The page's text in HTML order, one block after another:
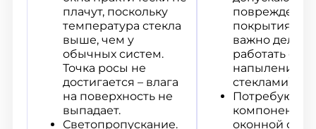
плачут, поскольку
температура стекла
выше, чем у
обычных систем.
Точка росы не
достигается – влага
на поверхность не
выпадает.
Светопропускание.
повреждения
покрытия.
важно
работать с
напылением
стеклами).
Потребуются
компоненты
оконной